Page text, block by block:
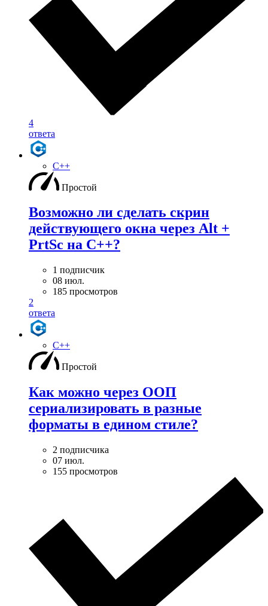
4
ответа
C++
Простой
Возможно ли сделать скрин
действующего окна через Alt +
PrtSc на С++?
1 подписчик
08 июл.
185 просмотров
2
ответа
C++
Простой
Как можно через ООП
сериализировать в разные
форматы в едином стиле?
2 подписчика
07 июл.
155 просмотров